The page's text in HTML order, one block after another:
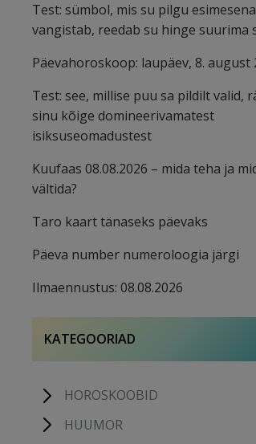
Test: sümbol, mis su pilgu esimesena
vangistab, reedab su hinge suurima
Päevahoroskoop: laupäev, 8. august
Test: see, millise puu sa pildilt valid,
sinu kõige domineerivamatest
isiksuseomadustest
Kuufaas 08.08.2026 – mida teha ja
vältida?
Taro kaart tänaseks päevaks
Päeva number numeroloogia järgi
Ilmaennustus: 08.08.2026
KATEGOORIAD
HOROSKOOBID
HUUMOR